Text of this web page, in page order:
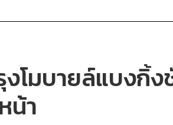
มบายล์แบงกิ้งชั่
น้า